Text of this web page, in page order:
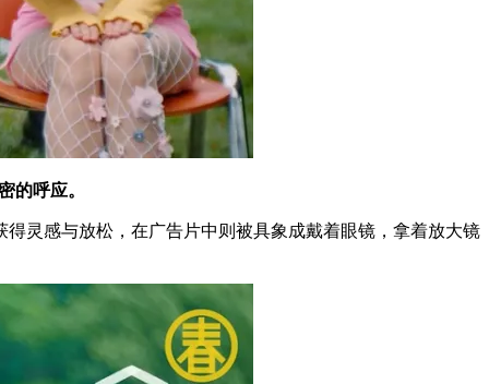
的呼应。
灵感与放松，在广告片中则被具象成戴着眼镜，拿着放大镜